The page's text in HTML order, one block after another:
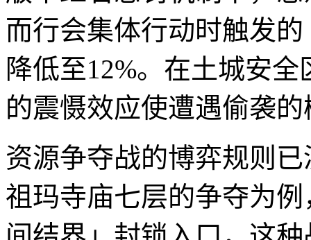
而行会集体行动时触发
降低至12%。在土城安
的震慑效应使遭遇偷袭
资源争夺战的博弈规则
祖玛寺庙七层的争夺为